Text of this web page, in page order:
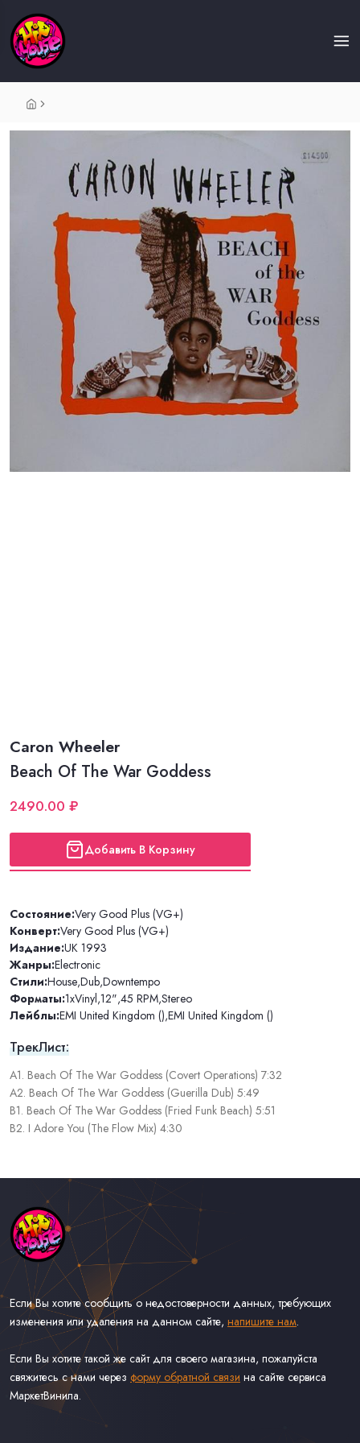
Caron Wheeler
Beach Of The War Goddess
2490.00 ₽
Добавить В Корзину
Состояние:Very Good Plus (VG+)
Конверт:Very Good Plus (VG+)
Издание:UK 1993
Жанры:Electronic
Стили:House,Dub,Downtempo
Форматы:1xVinyl,12",45 RPM,Stereo
Лейблы:EMI United Kingdom (),EMI United Kingdom ()
ТрекЛист:
A1. Beach Of The War Goddess (Covert Operations) 7:32
A2. Beach Of The War Goddess (Guerilla Dub) 5:49
B1. Beach Of The War Goddess (Fried Funk Beach) 5:51
B2. I Adore You (The Flow Mix) 4:30
Если Вы хотите сообщить о недостоверности данных, требующих
изменения или удаления на данном сайте, напишите нам.
Если Вы хотите такой же сайт для своего магазина, пожалуйста
свяжитесь с нами через форму обратной связи на сайте сервиса
МаркетВинила.
Каталог Музыки на Виниле В Наличии